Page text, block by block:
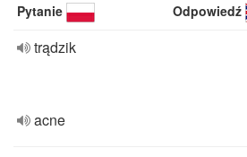
Pytanie Odpowiedź
trądzik
acne